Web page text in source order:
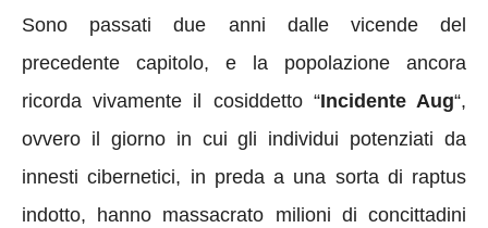
Sono passati due anni dalle vicende del
precedente capitolo, e la popolazione ancora
ricorda vivamente il cosiddetto “Incidente Aug“,
ovvero il giorno in cui gli individui potenziati da
innesti cibernetici, in preda a una sorta di raptus
indotto, hanno massacrato milioni di concittadini